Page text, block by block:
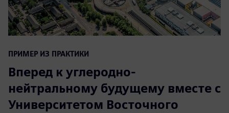
ПРИМЕР ИЗ ПРАКТИКИ
Вперед к углеродно-
нейтральному будущему вместе с
Университетом Восточного